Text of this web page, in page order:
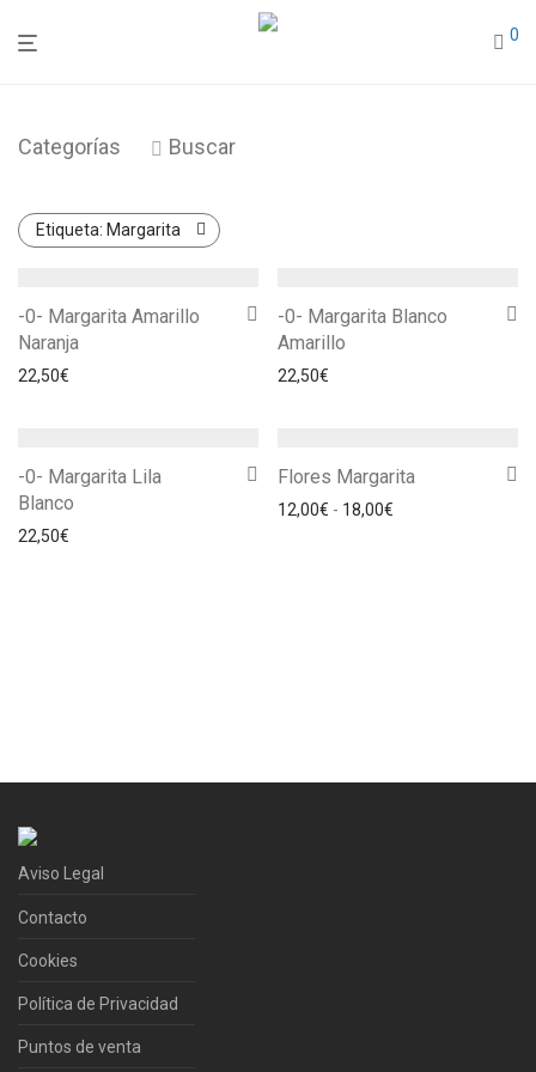
0
Categorías Buscar
Etiqueta: Margarita
-0- Margarita Amarillo
Naranja
22,50€
-0- Margarita Blanco
Amarillo
22,50€
-0- Margarita Lila
Blanco
22,50€
Flores Margarita
12,00€ - 18,00€
Aviso Legal
Contacto
Cookies
Política de Privacidad
Puntos de venta